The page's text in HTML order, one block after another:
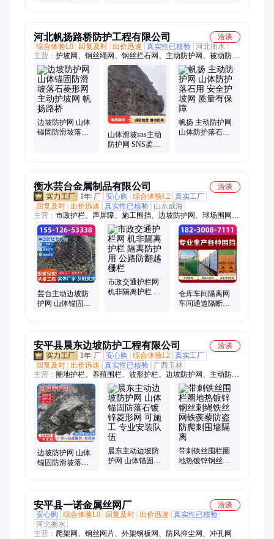
河北帆扬路桥防护工程有限公司
洽谈
综合体验L0
回复及时 出价迅速 真实性已核验 河北衡水
主营： 护坡网、钢丝绳网、钢丝拦石网、主动防护网、被动防护
网、防护网、护栏网、边坡柔性防护网、sns主动防护网、主动
边坡防护网、被动边坡防护网、山体滑坡防护网、边坡防护网、
柔性钢丝绳网、主动山体边坡防护网、被动边坡支护网、山体被
动边坡防护网、柔性被动护坡网、被动边坡柔性防护网、金属钢
丝绳
边坡防护网 山体
锚固防滑坡落石
山体滑坡sns主动
防护网 SNS柔性
帆扬 主动防护网
山体防护落石用
衡水芸台金属制品有限公司
洽谈
1年 厂 安心购 综合体验L2 真实工厂
回复及时 出价迅速 真实性已核验
山东威海
主营： 市政护栏、声屏障、施工围挡、边坡防护网、球场围网、
石笼网、防抛网、钢板网护栏、公路护栏、刀片刺绳
芸台主动边坡防
护网 山体锚固防
市政交通护栏网
机非隔离护栏 隔
仓库车间隔离网
车间通道隔断网
安平县晨东边坡防护工程有限公司
洽谈
1年 厂 安心购 综合体验L2 真实工厂
回复及时 出价迅速 真实性已核验
广西玉林
主营： 圈地护栏、养殖围栏、波形护栏、边坡防护网、主动防护
网、被动防护网、主动网、被动网、护栏网、不锈钢绳网、绳
网、球场围网、操作围网、球场操场护栏网、波形护栏板、刺
绳、刀片刺绳、工程围挡、施工围挡、围挡、冲孔围挡
边坡防护网 山体
锚固防滑坡落石
晨东主动边坡防
护网 山体锚固防
带刺铁丝围栏圈
地热镀锌钢丝刺
安平县一诺金属丝网厂
洽谈
安心购
综合体验L0 回复及时 出价迅速
真实性已核验
河北衡水
主营： 爬架网、钢丝网片、外架钢板网、防风抑尘网、冲孔网